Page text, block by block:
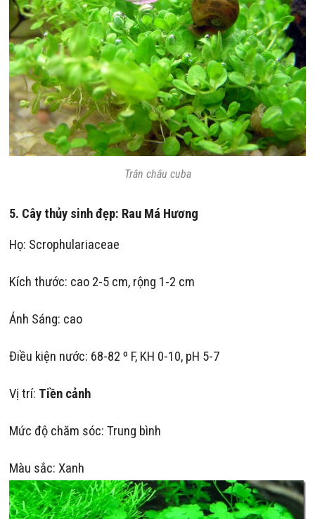
Trân châu cuba
5. Cây thủy sinh đẹp: Rau Má Hương
Họ: Scrophulariaceae
Kích thước: cao 2-5 cm, rộng 1-2 cm
Ánh Sáng: cao
Điều kiện nước: 68-82 º F, KH 0-10, pH 5-7
Vị trí: Tiền cảnh
Mức độ chăm sóc: Trung bình
Màu sắc: Xanh